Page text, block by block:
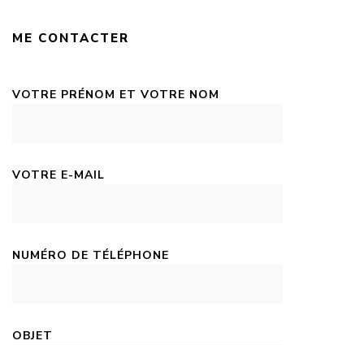
ME CONTACTER
VOTRE PRÉNOM ET VOTRE NOM
VOTRE E-MAIL
NUMÉRO DE TÉLÉPHONE
OBJET